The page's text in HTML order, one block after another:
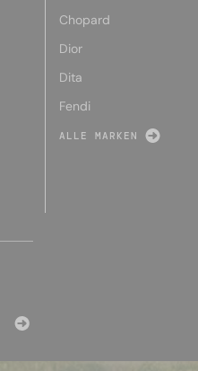
Chopard
Dior
Dita
Fendi
ALLE MARKEN